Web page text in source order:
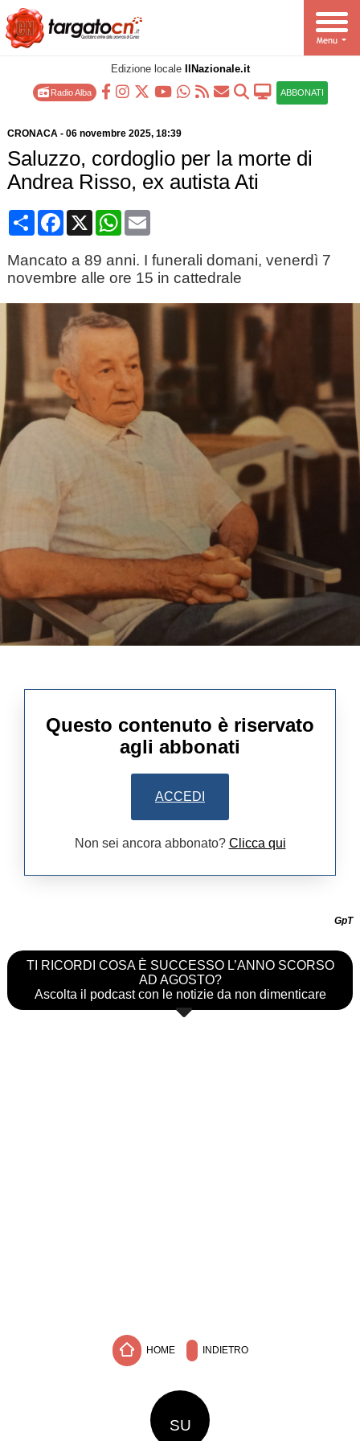
Edizione locale IlNazionale.it
Radio Alba ABBONATI
CRONACA- 06 novembre 2025, 18:39
Saluzzo, cordoglio per la morte di
Andrea Risso, ex autista Ati
CondividiFacebook
X WhatsApp
Email
Mancato a 89 anni. I funerali domani, venerdì 7
novembre alle ore 15 in cattedrale
Questo contenuto è riservato
agli abbonati
ACCEDI
Non sei ancora abbonato? Clicca qui
GpT
TI RICORDI COSA È SUCCESSO L’ANNO SCORSO
AD AGOSTO?
Ascolta il podcast con le notizie da non dimenticare
HOME INDIETRO
SU